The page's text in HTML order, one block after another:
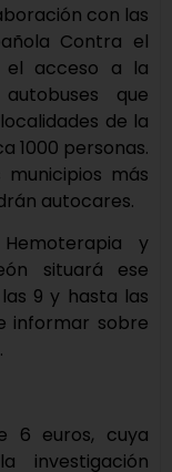
con las
Contra el
el acceso a la
que
de la
1000 personas.
más
autocares.
y
situará ese
9 y hasta las
informar sobre
6 euros, cuya
investigación